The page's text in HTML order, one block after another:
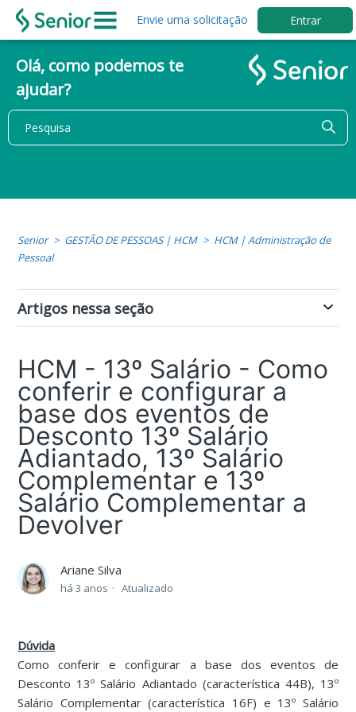
Envie uma solicitação Entrar
Olá, como podemos te
ajudar?
Senior GESTÃO DE PESSOAS | HCM
HCM | Administração de
Pessoal
Artigos nessa seção
HCM - 13º Salário - Como
conferir e configurar a
base dos eventos de
Desconto 13º Salário
Adiantado, 13º Salário
Complementar e 13º
Salário Complementar a
Devolver
Ariane Silva
há 3 anos Atualizado
Dúvida
Como conferir e configurar a base dos eventos de
Desconto 13º Salário Adiantado (característica 44B), 13º
Salário Complementar (característica 16F) e 13º Salário